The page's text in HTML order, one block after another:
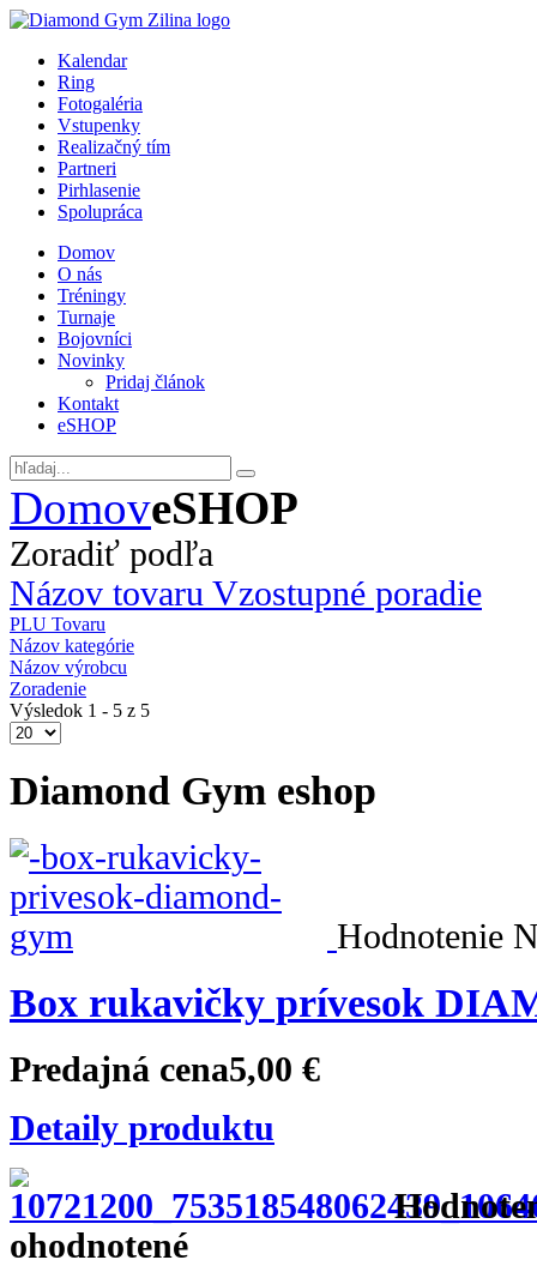
Kalendar
Ring
Fotogaléria
Vstupenky
Realizačný tím
Partneri
Pirhlasenie
Spolupráca
Domov
O nás
Tréningy
Turnaje
Bojovníci
Novinky
Pridaj článok
Kontakt
eSHOP
DomoveSHOP
Zoradiť podľa
Názov tovaru Vzostupné poradie
PLU Tovaru
Názov kategórie
Názov výrobcu
Zoradenie
Výsledok 1 - 5 z 5
Diamond Gym eshop
Hodnotenie
Box rukavičky prívesok
Predajná cena5,00 €
Detaily produktu
ohodnotené